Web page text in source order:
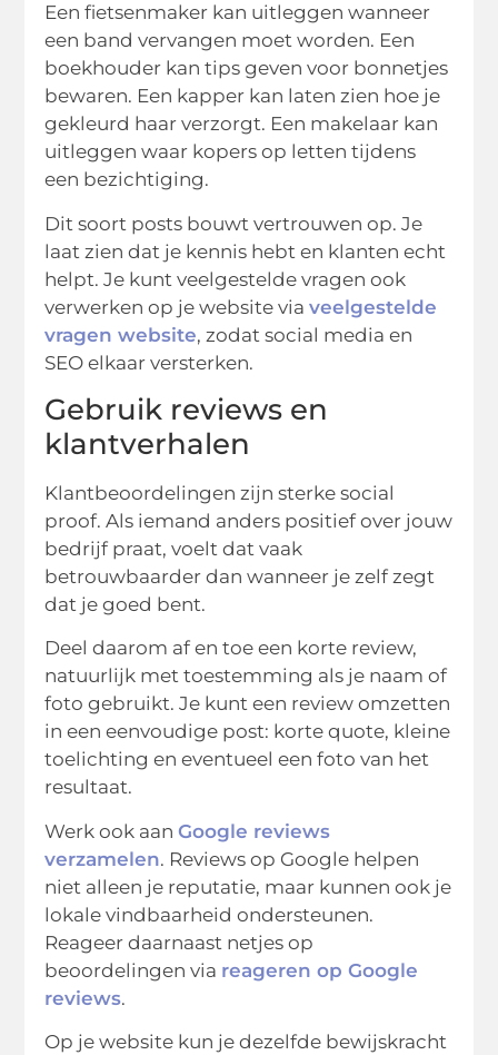
Een fietsenmaker kan uitleggen wanneer
een band vervangen moet worden. Een
boekhouder kan tips geven voor bonnetjes
bewaren. Een kapper kan laten zien hoe je
gekleurd haar verzorgt. Een makelaar kan
uitleggen waar kopers op letten tijdens
een bezichtiging.
Dit soort posts bouwt vertrouwen op. Je
laat zien dat je kennis hebt en klanten echt
helpt. Je kunt veelgestelde vragen ook
verwerken op je website viaveelgestelde
vragen website, zodat social media en
SEO elkaar versterken.
Gebruik reviews en
klantverhalen
Klantbeoordelingen zijn sterke social
proof. Als iemand anders positief over jouw
bedrijf praat, voelt dat vaak
betrouwbaarder dan wanneer je zelf zegt
dat je goed bent.
Deel daarom af en toe een korte review,
natuurlijk met toestemming als je naam of
foto gebruikt. Je kunt een review omzetten
in een eenvoudige post: korte quote, kleine
toelichting en eventueel een foto van het
resultaat.
Werk ook aanGoogle reviews
verzamelen. Reviews op Google helpen
niet alleen je reputatie, maar kunnen ook je
lokale vindbaarheid ondersteunen.
Reageer daarnaast netjes op
beoordelingen via reageren op Google
reviews.
Op je website kun je dezelfde bewijskracht